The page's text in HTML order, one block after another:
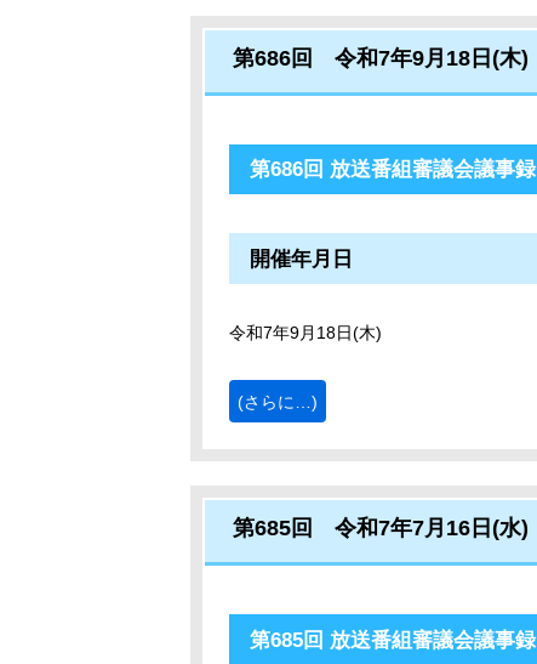
第686回 令和7年9月18日(木)
第686回 放送番組審議会議事録
開催年月日
令和7年9月18日(木)
(さらに…)
第685回 令和7年7月16日(水)
第685回 放送番組審議会議事録